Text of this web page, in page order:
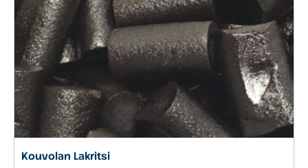
Kouvolan Lakritsi